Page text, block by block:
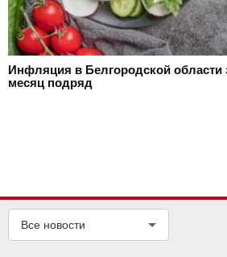
Инфляция в Белгородской области
месяц подряд
Все новости